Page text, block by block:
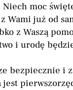
Niech moc
Wami już od
z Waszą
i urodę
bezpiecznie i z
jest